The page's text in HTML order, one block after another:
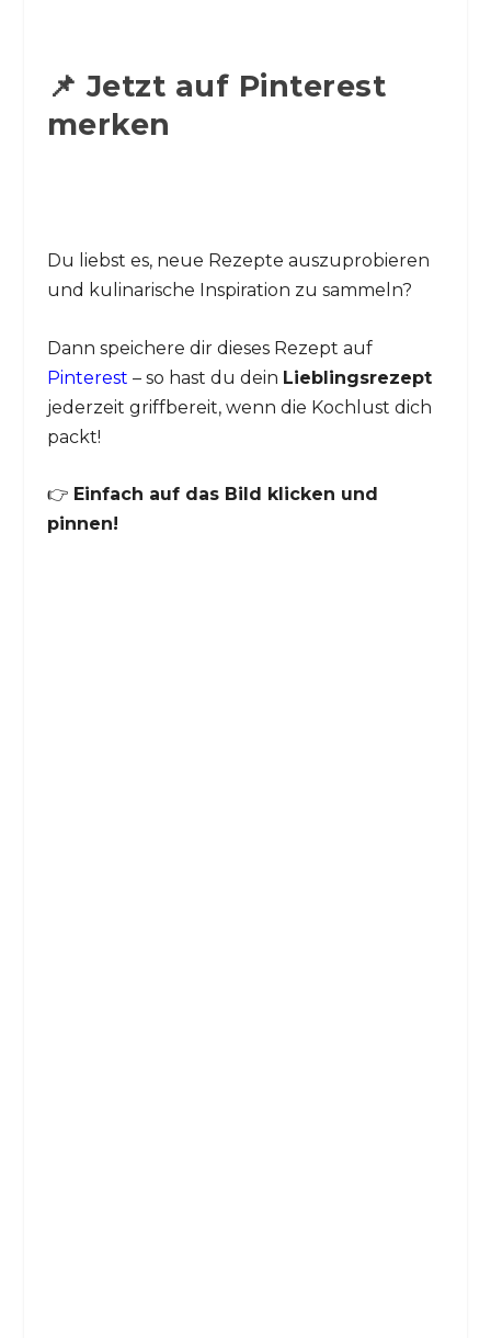
📌 Jetzt auf Pinterest
merken
Du liebst es, neue Rezepte auszuprobieren
und kulinarische Inspiration zu sammeln?
Dann speichere dir dieses Rezept auf
Pinterest – so hast du dein Lieblingsrezept
jederzeit griffbereit, wenn die Kochlust dich
packt!
👉 Einfach auf das Bild klicken und
pinnen!